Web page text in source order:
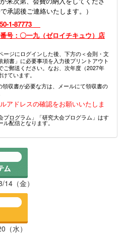
承認後ご連絡いたします。）
1-87773
号：〇一九（ゼロイチキュウ）店
ージにログインした後、下方の＜会則・文
書」に必要事項を入力後プリントアウト
ご郵送ください。なお、次年度（2027年
ています。
領収書が必要な方は、メールにて領収書の
アドレスの確認をお願いいたしま
プログラム」「研究大会プログラム」はす
ル配信となります。
（金）
（水）